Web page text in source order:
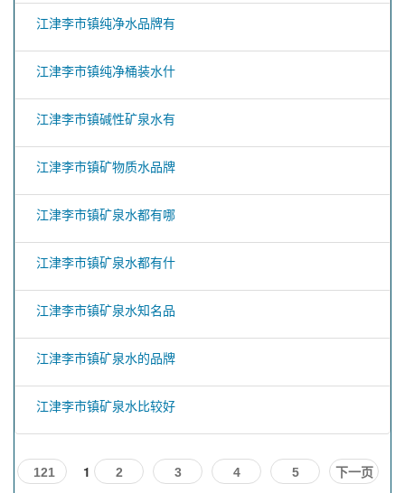
江津李市镇纯净水品牌有
江津李市镇纯净桶装水什
江津李市镇碱性矿泉水有
江津李市镇矿物质水品牌
江津李市镇矿泉水都有哪
江津李市镇矿泉水都有什
江津李市镇矿泉水知名品
江津李市镇矿泉水的品牌
江津李市镇矿泉水比较好
121 1 2 3 4 5 下一页